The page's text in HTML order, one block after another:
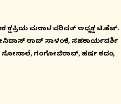
ಕ್ಷತ್ರಿಯ ಮರಾಠ ಪರಿಷತ್ ಅಧ್ಯಕ್ಷ ಟಿ.ಹೆಚ್.
ರಾವ್ ಸಾಳಂಕೆ, ಸಹಕಾರ್ಯದರ್ಶಿ
ಸೋನಾಲೆ, ಗಂಗೋಜಿರಾವ್, ಹರ್ಷ ಕದಂ,